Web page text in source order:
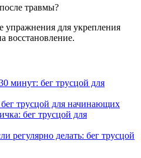
травмы?
упражнения для укрепления
восстановление.
минут: бег трусцой для
бег трусцой для начинающих
бег трусцой для
регулярно делать: бег трусцой